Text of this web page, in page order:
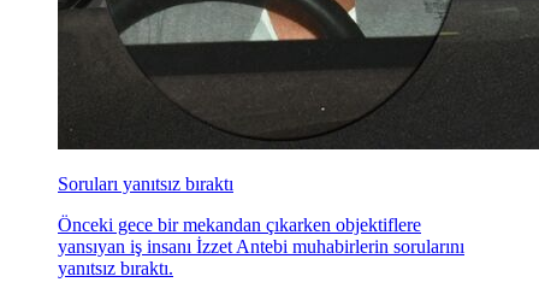
Soruları yanıtsız bıraktı
Önceki gece bir mekandan çıkarken objektiflere
yansıyan iş insanı İzzet Antebi muhabirlerin sorularını
yanıtsız bıraktı.